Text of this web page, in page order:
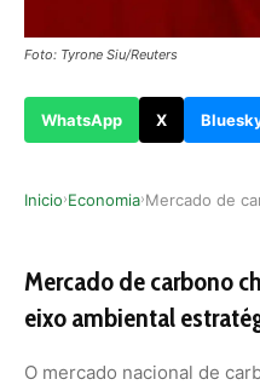
Foto: Tyrone Siu/Reuters
WhatsApp X
Inicio›Economia›
Mercado de carbono
eixo ambiental
O mercado nacional de